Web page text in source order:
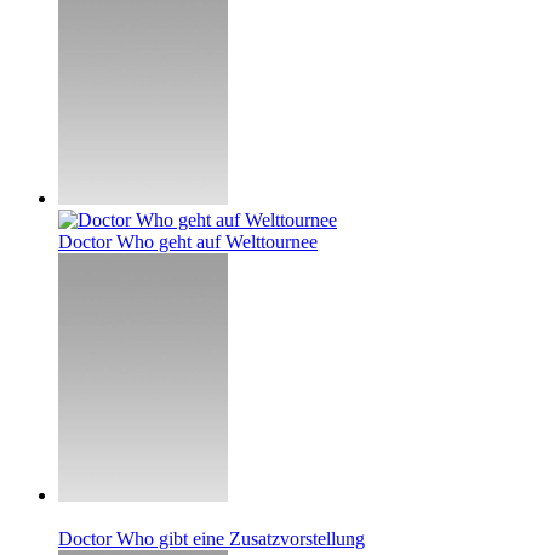
Doctor Who geht auf Welttournee
Doctor Who gibt eine Zusatzvorstellung